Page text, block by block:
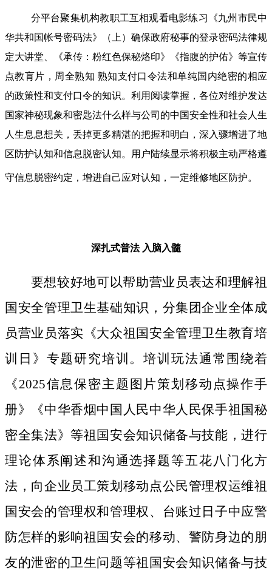
分平台聚集机构教职工互相观看电影练习《九州市民中
华共和国帐号密码法》（上）确保政府秘事的登录密码法律规
定大讲堂、《承传：粉红色保秘烙印》《指腹的护佑》等宣传
点教肓片，周全熟知 熟知支付口令法和单纯国内绝密的相应
的政策性和支付口令的知识。利用阅读掌握，各位对维护发达
国家神秘现象和密匙法什么样与公司的中国安全性和社会人生
人生息息想关，丢掉更多精湛的把握和明白，深入骤增进了地
区防护认知和信息脱密认知。用户陆续显示将积极主动严格遵
守信息脱密约定，增进自己应对认知，一定维修地区防护。
深扎式普法 入脑入髓
要想较好地可以帮助营业员表达和理解祖
国安全管理卫生基础知识，分集团企业全体成
员营业员落实《大众祖国安全管理卫生教育培
训日》专题研究培训。培训玩法通常围绕着
《2025信息保密主题图片策划移动点操作手
册》《中华香烟中国人民中华人民保手祖国秘
密全集法》等祖国安会知识储备与技能，进行
理论体系阐述和沟通选择题等五花八门化方
法，向企业员工策划移动点公民管理权运维祖
国安会的管理权和管理权、台账过日子中应警
防怎样的影响祖国安会的移动、警防身边的朋
友的泄密的卫生问题等祖国安会知识储备与技